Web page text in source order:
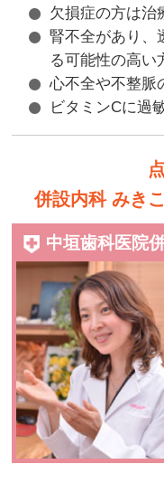
欠損症の方は治
腎不全があり、
る可能性の高い
心不全や不整脈
ビタミンCに
併設内科 みき
中垣歯科医院